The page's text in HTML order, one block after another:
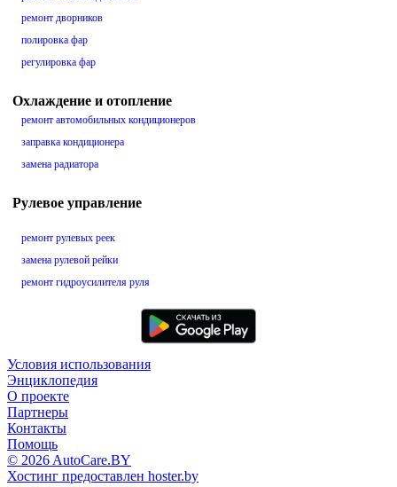
ремонт дворников
полировка фар
регулировка фар
Охлаждение и отопление
ремонт автомобильных кондиционеров
заправка кондиционера
замена радиатора
Рулевое управление
ремонт рулевых реек
замена рулевой рейки
ремонт гидроусилителя руля
Условия использования
Энциклопедия
О проекте
Партнеры
Контакты
Помощь
© 2026 AutoCare.BY
Хостинг предоставлен hoster.by